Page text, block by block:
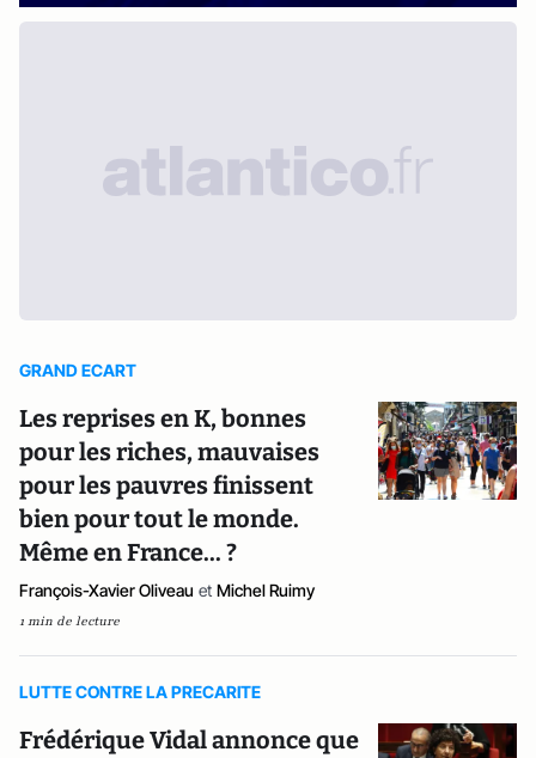
GRAND ECART
Les reprises en K, bonnes
pour les riches, mauvaises
pour les pauvres finissent
bien pour tout le monde.
Même en France... ?
François-Xavier Oliveau et Michel Ruimy
1 min de lecture
LUTTE CONTRE LA PRECARITE
Frédérique Vidal annonce que